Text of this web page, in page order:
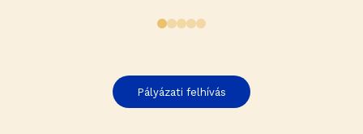
Pályázati felhívás